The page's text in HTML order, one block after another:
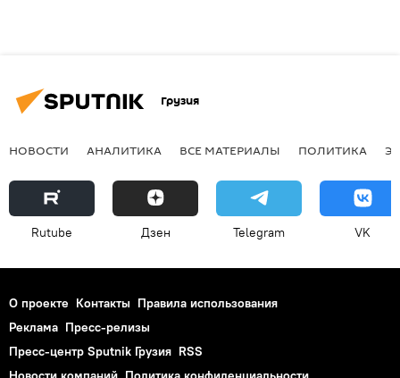
Грузия
НОВОСТИ АНАЛИТИКА ВСЕ МАТЕРИАЛЫ ПОЛИТИКА
Rutube Дзен Telegram VK
О проекте Контакты Правила использования
Реклама Пресс-релизы
Пресс-центр Sputnik Грузия RSS